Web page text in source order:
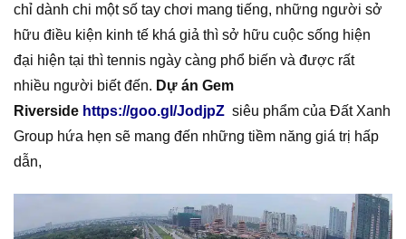
chỉ dành chi một số tay chơi mang tiếng, những người sở
hữu điều kiện kinh tế khá giả thì sở hữu cuộc sống hiện
đại hiện tại thì tennis ngày càng phổ biến và được rất
nhiều người biết đến. Dự án Gem
Riverside https://goo.gl/JodjpZ siêu phẩm của Đất Xanh
Group hứa hẹn sẽ mang đến những tiềm năng giá trị hấp
dẫn,